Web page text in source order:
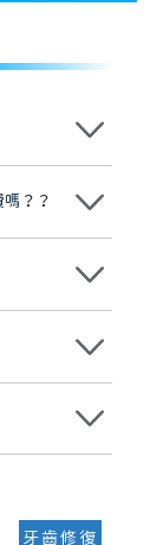
自香港、內地的
全球放心植牙中
大灣區及周邊城
院，香港亦設
咨詢，讓人十
？？
用。
顧客同意並簽字
會及時告知客人
我們你原本預約
牙齒修復